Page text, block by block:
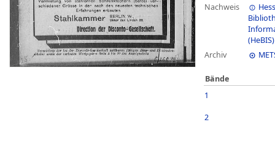
Nachweis
(HeBIS)
Archiv
Bände
1
2